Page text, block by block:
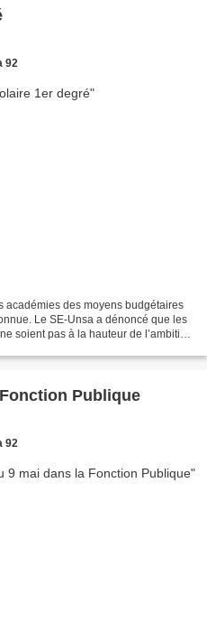
92
académies des moyens budgétaires
Le SE-Unsa a dénoncé que les
soient pas à la hauteur de l’ambition
Publique
92